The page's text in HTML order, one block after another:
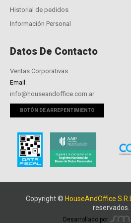
Historial de pedidos
Información Personal
Datos De Contacto
Ventas Corporativas
Email:
info@houseandoffice.com.ar
BOTÓN DE ARREPENTIMIENTO
Copyright © HouseAndOffice S.R.L.
reservados.
Desarrollado por